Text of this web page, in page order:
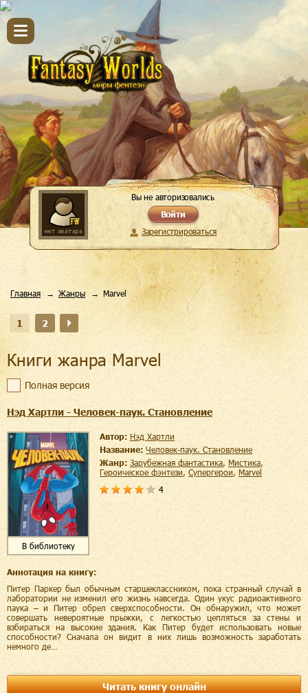
Вы не авторизовались
Войти
Зарегистрироваться
Главная Жанры Marvel
1 2
Книги жанра Marvel
Полная версия
Нэд Хартли - Человек-паук. Становление
В библиотеку
Автор:
Нэд Хартли
Название:
Человек-паук. Становление
Жанр:
зарубежная фантастика, мистика,
героическое фэнтези, супергерои,
Marvel
4
Аннотация на книгу:
Питер Паркер был обычным старшеклассником, пока странный случай в
лаборатории не изменил его жизнь навсегда. Один укус радиоактивного
паука – и Питер обрел сверхспособности. Он обнаружил, что может
совершать невероятные прыжки, с легкостью цепляться за стены и
взбираться на высокие здания. Как Питер будет использовать новые
способности? Сначала он видит в них лишь возможность заработать
немного де…
Читать книгу онлайн